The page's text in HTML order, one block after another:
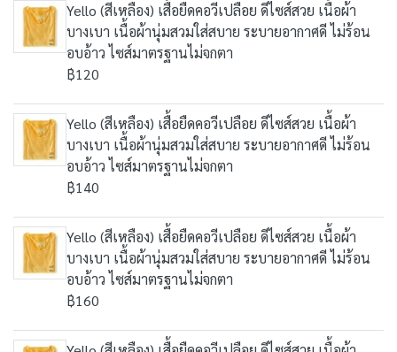
Yello (สีเหลือง) เสื้อยืดคอวีเปลือย ดีไซส์สวย เนื้อผ้า
บางเบา เนื้อผ้านุ่มสวมใส่สบาย ระบายอากาศดี ไม่ร้อน
อบอ้าว ไซส์มาตรฐานไม่จกตา
฿120
Yello (สีเหลือง) เสื้อยืดคอวีเปลือย ดีไซส์สวย เนื้อผ้า
บางเบา เนื้อผ้านุ่มสวมใส่สบาย ระบายอากาศดี ไม่ร้อน
อบอ้าว ไซส์มาตรฐานไม่จกตา
฿140
Yello (สีเหลือง) เสื้อยืดคอวีเปลือย ดีไซส์สวย เนื้อผ้า
บางเบา เนื้อผ้านุ่มสวมใส่สบาย ระบายอากาศดี ไม่ร้อน
อบอ้าว ไซส์มาตรฐานไม่จกตา
฿160